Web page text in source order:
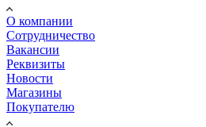
О компании
Сотрудничество
Вакансии
Реквизиты
Новости
Магазины
Покупателю